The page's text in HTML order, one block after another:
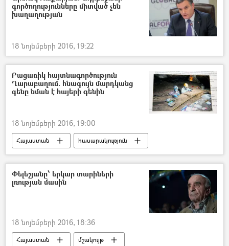
գործողությունները միտված չեն
խաղաղության
18 նոյեմբերի 2016, 19:22
Բացառիկ հայտնագործություն
Ղարաբաղում. հնագույն մարդկանց
գենը նման է հայերի գենին
18 նոյեմբերի 2016, 19:00
Հայաստան հասարակություն
Փելեշյանը՝ երկար տարիների
լռության մասին
18 նոյեմբերի 2016, 18:36
Հայաստան մշակույթ